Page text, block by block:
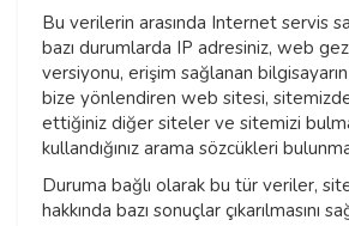
Bu verilerin arasında Internet servis
bazı durumlarda IP adresiniz, web
versiyonu, erişim sağlanan
bize yönlendiren web sitesi,
ettiğiniz diğer siteler ve sitemizi
kullandığınız arama sözcükleri
Duruma bağlı olarak bu tür veriler,
hakkında bazı sonuçlar çıkarılmasını